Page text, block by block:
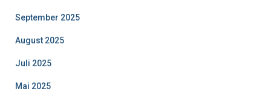
September 2025
August 2025
Juli 2025
Mai 2025